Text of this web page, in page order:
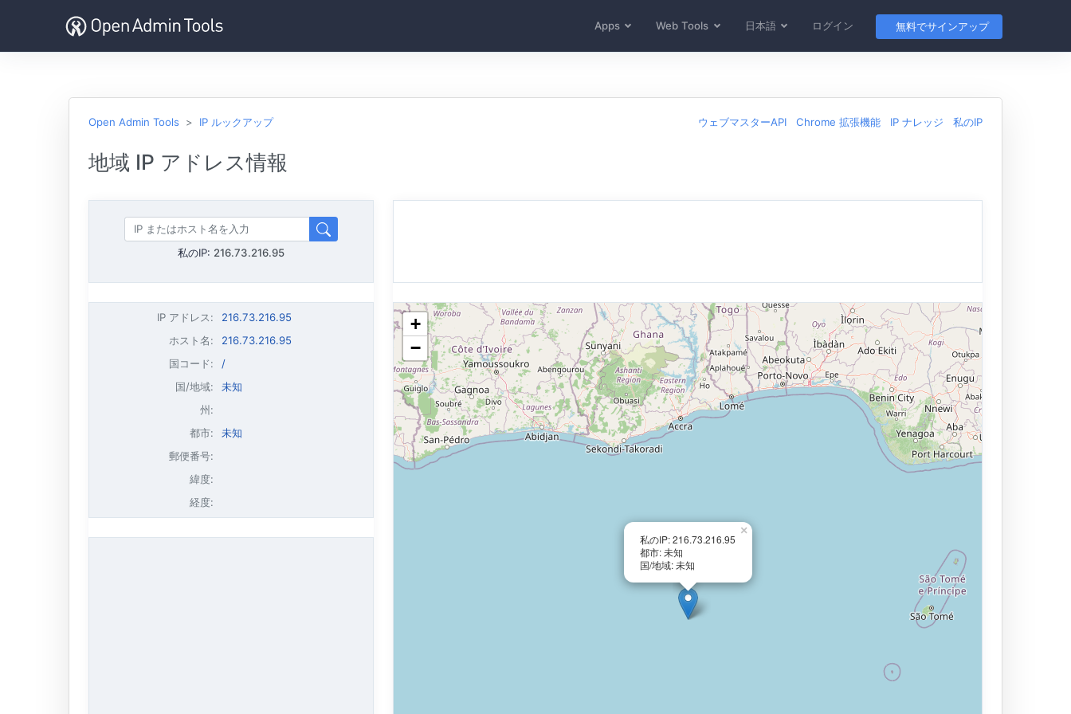
Apps Web Tools 日本語 ログイン 無料でサインアップ
Open Admin Tools IP ルックアップ ウェブマスターAPI Chrome 拡張機能 IP ナレッジ 私のIP
地域 IP アドレス情報
私のIP: 216.73.216.95
IP アドレス:
216.73.216.95
ホスト名:
216.73.216.95
国コード:
/
国/地域:
未知
州:
都市:
未知
郵便番号:
緯度:
経度:
私のIP: 216.73.216.95
都市: 未知
国/地域: 未知
×
+
−